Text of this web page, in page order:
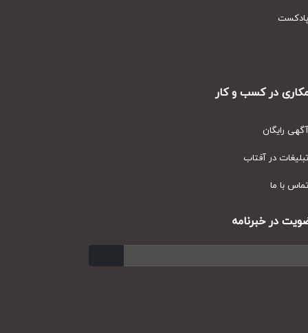
در کسب و کار
رایگان
در آفتاب
با ما
در خبرنامه